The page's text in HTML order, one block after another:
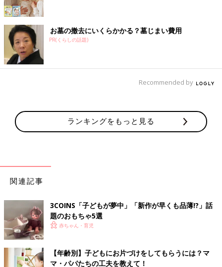
て取り組みたいことの区別がつくようになる時期。机に向かう習
慣が楽しく身につくように、コーナーに小さいテーブルを置い
て、お絵描きや折り紙などはテーブルで行うようにしましょう。
子ども用椅子は置いたほうがベターですが、スペースがなければ
床に座ってもOK。
マ・パパもいますが、実際は、低学年のうちは子ども部屋をつく
っても使わないケースが多いもの。今は“リビング学習”が主流。
とくに１年生は宿題、鉛筆の持ち方やひらがな、漢字の書き順、
慣にするとよいでしょう。
すが大丈夫。小学校高学年になれば、自然と自立していきます。
関連：小学生、子どもだけで遊ばせるのはいつから？
2～3歳ごろになると、子どもは少し隠れた場所で遊ぶことを好む
ようにもなります。そうした場所のほうがリラックスできたり、
し隠れられる場所をつくる園もあります。家庭でもベビー＆キッ
お墓の撤去にいくらかかる？墓じまい費用
PR(くらしの話題)
Recommended by
ランキングをもっと見る
関連記事
3COINS「子どもが夢中」「新作が早くも品薄!?」話
題のおもちゃ5選
赤ちゃん・育児
【年齢別】子どもにお片づけをしてもらうには？マ
マ・パパたちの工夫を教えて！